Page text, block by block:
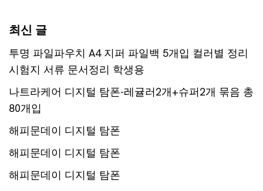
최신 글
투명 파일파우치 A4 지퍼 파일백 5개입 컬러별 정리
시험지 서류 문서정리 학생용
나트라케어 디지털 탐폰-레귤러2개+슈퍼2개 묶음 총
80개입
해피문데이 디지털 탐폰
해피문데이 디지털 탐폰
해피문데이 디지털 탐폰